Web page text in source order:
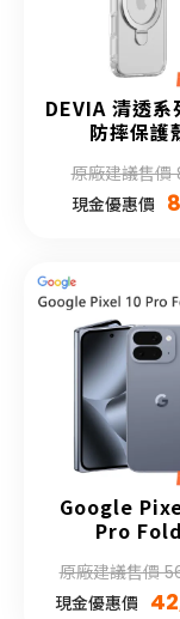
DEVIA 清透系
防摔保護
原廠建議售價
現金優惠價
Google
Pro Fold
原廠建議售價
現金優惠價